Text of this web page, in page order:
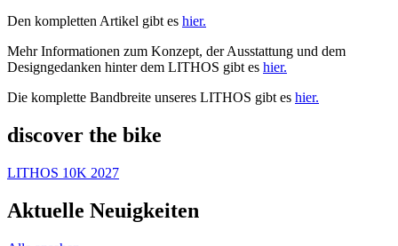
Den kompletten Artikel gibt es hier.
Mehr Informationen zum Konzept, der Ausstattung und dem
Designgedanken hinter dem LITHOS gibt es hier.
Die komplette Bandbreite unseres LITHOS gibt es hier.
discover the bike
LITHOS 10K 2027
Aktuelle Neuigkeiten